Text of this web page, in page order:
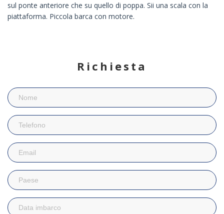
sul ponte anteriore che su quello di poppa. Sii una scala con la
piattaforma. Piccola barca con motore.
Richiesta